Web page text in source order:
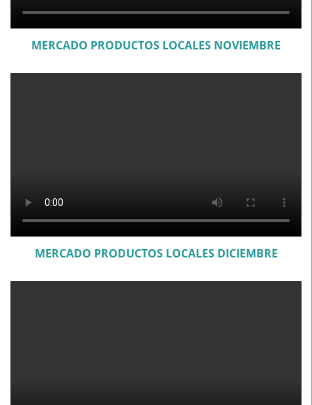
MERCADO PRODUCTOS LOCALES NOVIEMBRE
MERCADO PRODUCTOS LOCALES DICIEMBRE